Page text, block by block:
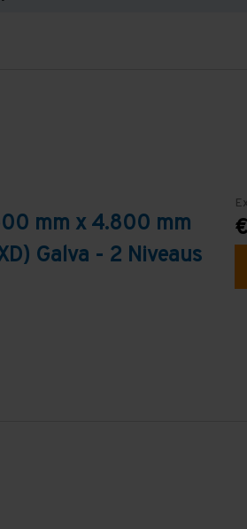
mm x 4.800 mm
Galva - 2 Niveaus